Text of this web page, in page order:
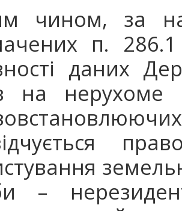
чином, за
п.
даних
на
–